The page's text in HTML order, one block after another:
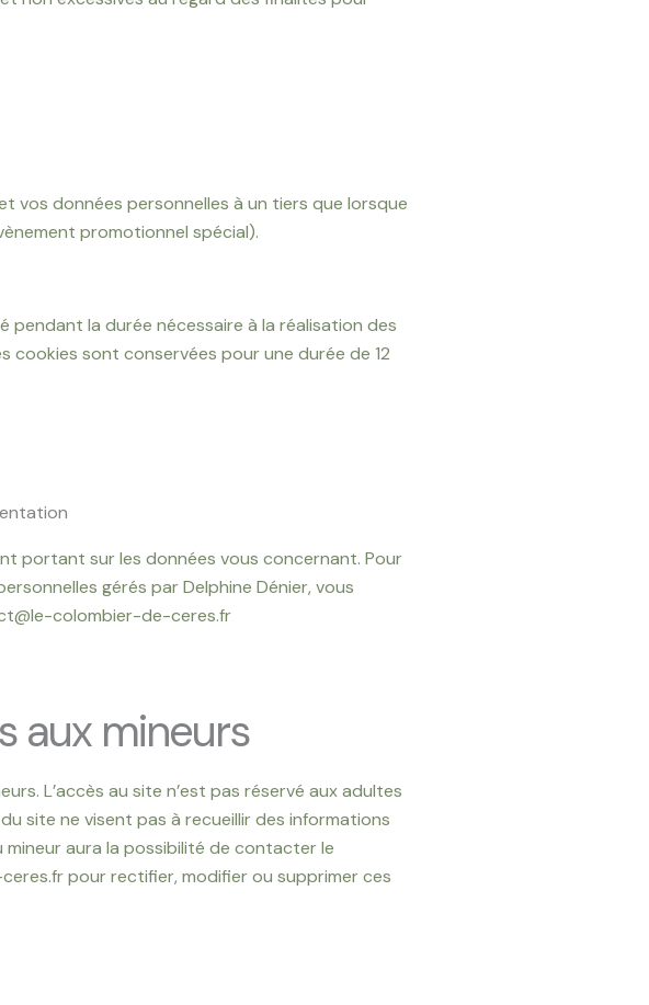
vos données personnelles à un tiers que lorsque
promotionnel spécial).
la durée nécessaire à la réalisation des
cookies sont conservées pour une durée de 12
portant sur les données vous concernant. Pour
gérés par Delphine Dénier, vous
colombier-de-ceres.fr
aux mineurs
L’accès au site n’est pas réservé aux adultes
site ne visent pas à recueillir des informations
mineur aura la possibilité de contacter le
pour rectifier, modifier ou supprimer ces